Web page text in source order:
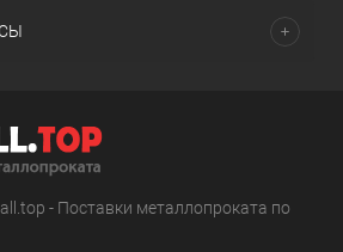
- Поставки металлопроката по